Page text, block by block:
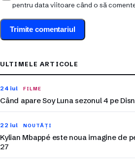
pentru data viitoare când o să
ULTIMELE ARTICOLE
24 iul FILME
Când apare Soy Luna sezonul 4 pe
22 iul NOUTĂȚI
Kylian Mbappé este noua imagine de
27